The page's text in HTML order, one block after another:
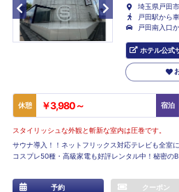
埼玉県戸田
戸田駅から
戸田南入口
ホテル公式
休憩 ￥3,980～ 宿泊
スタイリッシュな外観と斬新な室内は圧巻です。
サウナ導入！！ネットフリックス対応テレビも全室
コスプレ50種・高級家電も好評レンタル中！秘密の
予約 クーポン